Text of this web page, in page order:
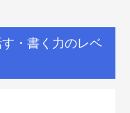
・書く力のレベ